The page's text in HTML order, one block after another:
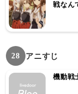
戦なん
28 アニすじ
機動戦